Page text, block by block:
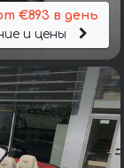
€893 в день
и цены